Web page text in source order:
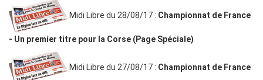
Midi Libre du 28/08/17 : Championnat de France
- Un premier titre pour la Corse (Page Spéciale)
Midi Libre du 27/08/17 : Championnat de France